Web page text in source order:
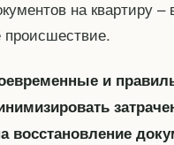
на квартиру –
происшествие.
и
восстановление